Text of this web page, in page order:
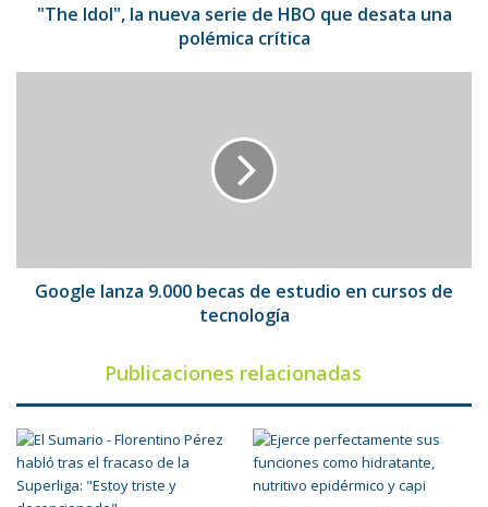
una"The Idol", la nueva serie de HBO que desata una
polémica crítica
de
tecnología
Google lanza 9.000 becas de estudio en cursos de
tecnología
Publicaciones relacionadas